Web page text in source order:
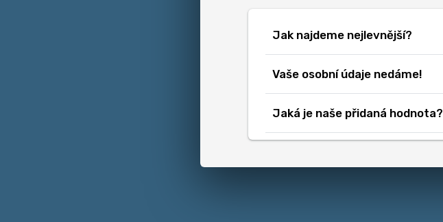
Jak najdeme nejlevnější?
Vaše osobní údaje nedáme!
Jaká je naše přidaná hodnota?